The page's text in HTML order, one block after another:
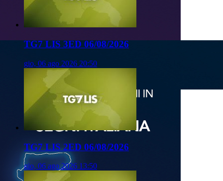
TG7 LIS 3ED 06/08/2026
gio, 06 ago 2026 20:50
TG7 LIS 2ED 06/08/2026
gio, 06 ago 2026 13:50